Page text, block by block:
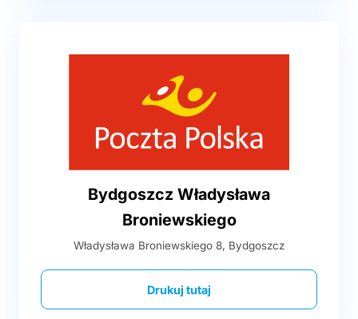
Bydgoszcz Władysława
Broniewskiego
Władysława Broniewskiego 8, Bydgoszcz
Drukuj tutaj